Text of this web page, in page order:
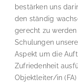
bestärken uns
den ständig
gerecht zu
Schulungen
Aspekt um die
Zufriedenheit
Objektleiter/in